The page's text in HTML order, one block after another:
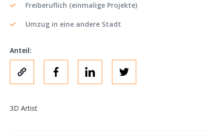
Freiberuflich (einmalige Projekte)
Umzug in eine andere Stadt
Anteil:
3D Artist